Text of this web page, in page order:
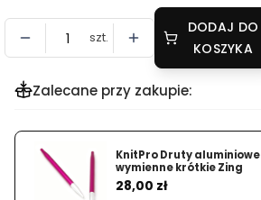
szt.
DODAJ DO
KOSZYKA
Zalecane przy zakupie:
KnitPro Druty aluminiowe
wymienne krótkie Zing
Cena
28,00 zł